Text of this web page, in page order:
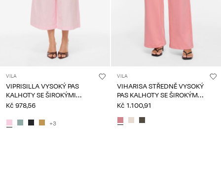
VILA
VIPRISILLA VYSOKÝ PAS
KALHOTY SE ŠIROKÝMI
NOHAVICEMI
Kč 978,56
+3
VILA
VIHARISA STŘEDNĚ VYSOKÝ
PAS KALHOTY SE ŠIROKÝMI
NOHAVICEMI
Kč 1.100,91